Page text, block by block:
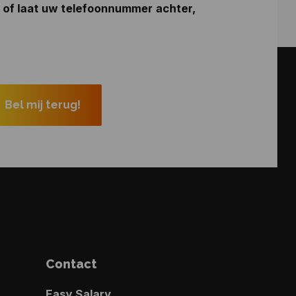
of laat uw telefoonnummer achter,
Contact